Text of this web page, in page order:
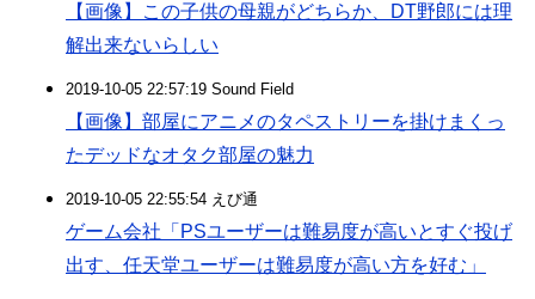
【画像】この子供の母親がどちらか、DT野郎には理
解出来ないらしい
2019-10-05 22:57:19 Sound Field
【画像】部屋にアニメのタペストリーを掛けまくっ
たデッドなオタク部屋の魅力
2019-10-05 22:55:54 えび通
ゲーム会社「PSユーザーは難易度が高いとすぐ投げ
出す、任天堂ユーザーは難易度が高い方を好む」